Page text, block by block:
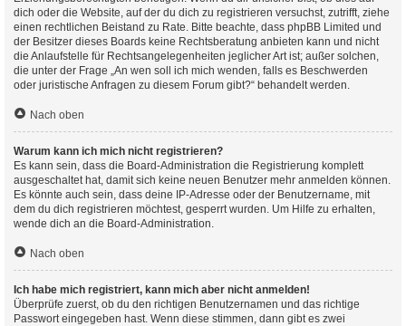
dich oder die Website, auf der du dich zu registrieren versuchst, zutrifft, ziehe
einen rechtlichen Beistand zu Rate. Bitte beachte, dass phpBB Limited und
der Besitzer dieses Boards keine Rechtsberatung anbieten kann und nicht
die Anlaufstelle für Rechtsangelegenheiten jeglicher Art ist; außer solchen,
die unter der Frage „An wen soll ich mich wenden, falls es Beschwerden
oder juristische Anfragen zu diesem Forum gibt?“ behandelt werden.
Nach oben
Warum kann ich mich nicht registrieren?
Es kann sein, dass die Board-Administration die Registrierung komplett
ausgeschaltet hat, damit sich keine neuen Benutzer mehr anmelden können.
Es könnte auch sein, dass deine IP-Adresse oder der Benutzername, mit
dem du dich registrieren möchtest, gesperrt wurden. Um Hilfe zu erhalten,
wende dich an die Board-Administration.
Nach oben
Ich habe mich registriert, kann mich aber nicht anmelden!
Überprüfe zuerst, ob du den richtigen Benutzernamen und das richtige
Passwort eingegeben hast. Wenn diese stimmen, dann gibt es zwei